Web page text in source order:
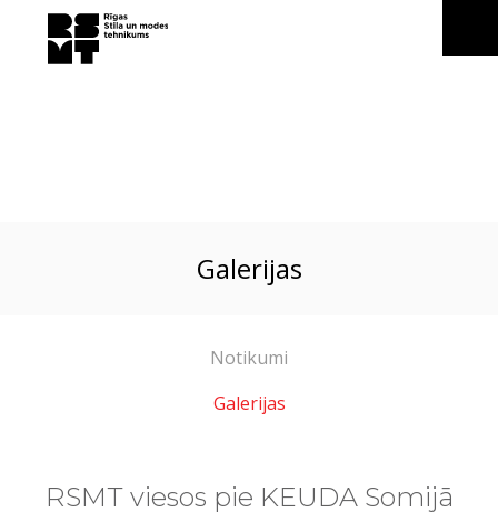
galerijas
Notikumi
Galerijas
RSMT viesos pie KEUDA Somijā